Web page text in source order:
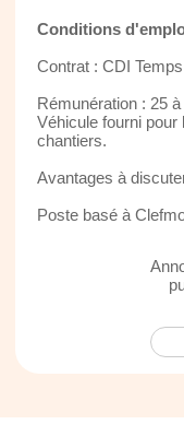
Conditions
Contrat : CDI
Rémunération : 25
Véhicule fourni
chantiers.
Avantages à
Poste basé à